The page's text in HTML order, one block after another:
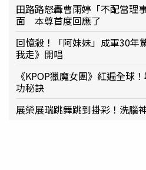
田路路怒轟曹雨婷「不配當理
面 本尊首度回應了
回憶殺！「阿妹妹」成軍30
我走》開唱
《KPOP獵魔女團》紅遍全球
功秘訣
展榮展瑞跳舞跳到掛彩！洗腦